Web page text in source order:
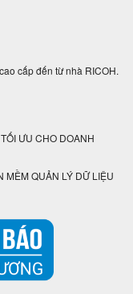
cấp đến từ nhà RICOH.
ƯU CHO DOANH
MỀM QUẢN LÝ DỮ LIỆU